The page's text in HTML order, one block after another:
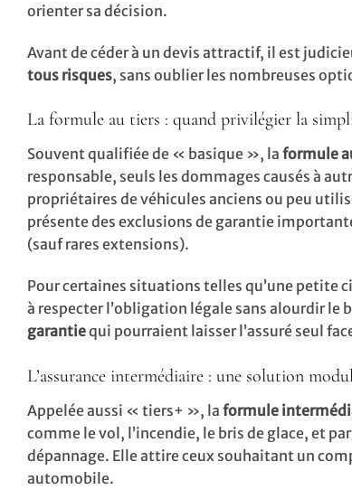
orienter sa décision.
Avant de céder à un devis attractif, il est
tous risques, sans oublier les nombreuses
La formule au tiers : quand privilégier la
Souvent qualifiée de « basique », la formule
responsable, seuls les dommages causés à
propriétaires de véhicules anciens ou peu
présente des exclusions de garantie
(sauf rares extensions).
Pour certaines situations telles qu’une
à respecter l’obligation légale sans alourdir
garantiequi pourraient laisser l’assuré seul
L’assurance intermédiaire : une solution
Appelée aussi « tiers+ », la formule
comme le vol, l’incendie, le bris de glace, et
dépannage. Elle attire ceux souhaitant un
automobile.